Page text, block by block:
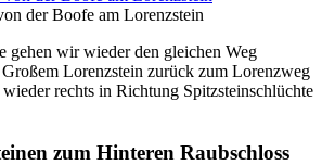
der Boofe am Lorenzstein
gehen wir wieder den gleichen Weg
Lorenzstein zurück zum Lorenzweg
rechts in Richtung Spitzsteinschlüchte
zum Hinteren Raubschloss